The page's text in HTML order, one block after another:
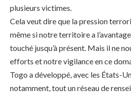
plusieurs victimes.
Cela veut dire que la pression
même si notre territoire a
touché jusqu’à présent. Mais il ne
efforts et notre vigilance en ce
Togo a développé, avec les États-
notamment, tout un réseau de